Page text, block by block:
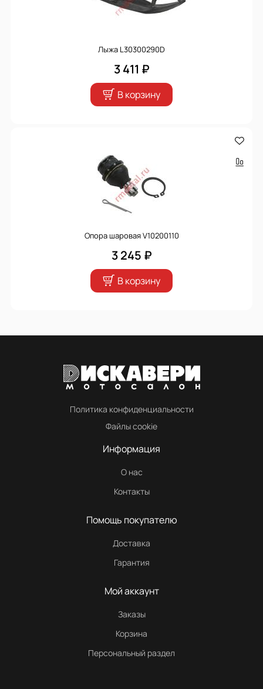
Лыжа L30300290D
3 411 ₽
В корзину
Опора шаровая V10200110
3 245 ₽
В корзину
Политика конфиденциальности
Файлы cookie
Информация
О нас
Контакты
Помощь покупателю
Доставка
Гарантия
Мой аккаунт
Заказы
Корзина
Персональный раздел